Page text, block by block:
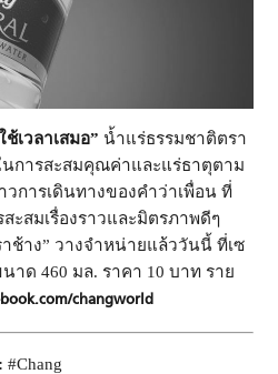
เวลาเสมอ” น้ำแร่ธรรมชาติตรา
นการสะสมคุณค่าและแร่ธาตุตาม
วการเดินทางของคำว่าเพื่อน ที่
ะสมเรื่องราวและมิตรภาพดีๆ
ช้าง” วางจำหน่ายแล้ววันนี้ ที่เซ
าด 460 มล. ราคา 10 บาท ราย
changworld
#Chang